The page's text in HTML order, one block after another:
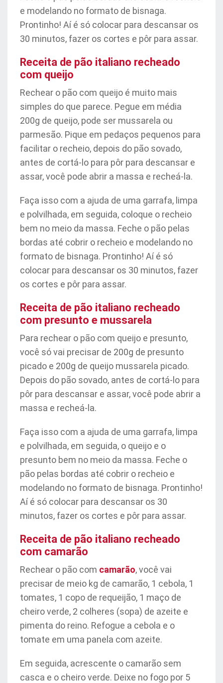
e modelando no formato de bisnaga.
Prontinho! Aí é só colocar para descansar os
30 minutos, fazer os cortes e pôr para assar.
Receita de pão italiano recheado
com queijo
Rechear o pão com queijo é muito mais
simples do que parece. Pegue em média
200g de queijo, pode ser mussarela ou
parmesão. Pique em pedaços pequenos para
facilitar o recheio, depois do pão sovado,
antes de cortá-lo para pôr para descansar e
assar, você pode abrir a massa e recheá-la.
Faça isso com a ajuda de uma garrafa, limpa
e polvilhada, em seguida, coloque o recheio
bem no meio da massa. Feche o pão pelas
bordas até cobrir o recheio e modelando no
formato de bisnaga. Prontinho! Aí é só
colocar para descansar os 30 minutos, fazer
os cortes e pôr para assar.
Receita de pão italiano recheado
com presunto e mussarela
Para rechear o pão com queijo e presunto,
você só vai precisar de 200g de presunto
picado e 200g de queijo mussarela picado.
Depois do pão sovado, antes de cortá-lo para
pôr para descansar e assar, você pode abrir a
massa e recheá-la.
Faça isso com a ajuda de uma garrafa, limpa
e polvilhada, em seguida, o queijo e o
presunto bem no meio da massa. Feche o
pão pelas bordas até cobrir o recheio e
modelando no formato de bisnaga. Prontinho!
Aí é só colocar para descansar os 30
minutos, fazer os cortes e pôr para assar.
Receita de pão italiano recheado
com camarão
Rechear o pão com camarão, você vai
precisar de meio kg de camarão, 1 cebola, 1
tomates, 1 copo de requeijão, 1 maço de
cheiro verde, 2 colheres (sopa) de azeite e
pimenta do reino. Refogue a cebola e o
tomate em uma panela com azeite.
Em seguida, acrescente o camarão sem
casca e o cheiro verde. Deixe no fogo por 5